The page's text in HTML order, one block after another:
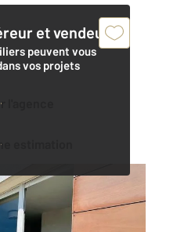
et vendeur,
peuvent vous
vos projets
l'agence
estimation